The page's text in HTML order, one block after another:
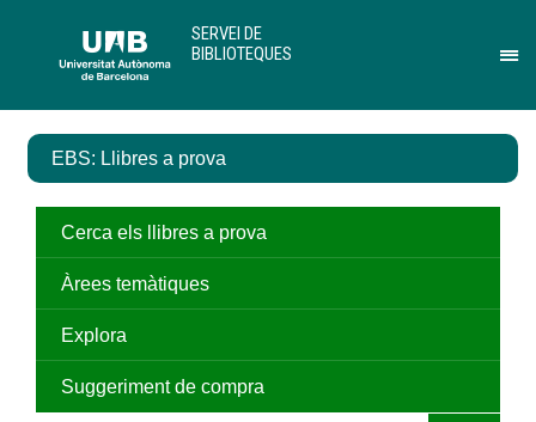
contingut
el
de
SERVEI DE
BIBLIOTEQUES
EBS: Llibres a prova
Cerca els llibres a prova
Àrees temàtiques
Explora
Suggeriment de compra